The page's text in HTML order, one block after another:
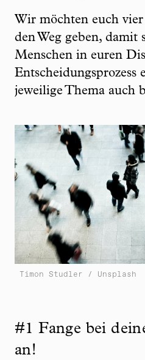
Wir möchten euch
den Weg geben, damit
Menschen in euren
Entscheidungsprozess
jeweilige Thema auch
Timon Studler / Unsplash
#1 Fange bei
an!